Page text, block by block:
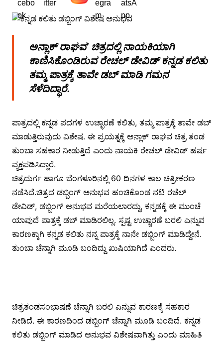
ಅನ್ಲಾಕ್ ರಾಘವ’ ಚಿತ್ರದಲ್ಲಿ ನಾಯಕಿಯಾಗಿ
ಕಾಣಿಸಿಕೊಂಡಿರುವ ರೇಚಲ್ ಡೇವಿಡ್ ಕನ್ನಡ ಕಲಿತು
ತಮ್ಮ ಪಾತ್ರಕ್ಕೆ ತಾವೇ ಡಬ್ ಮಾಡಿ ಗಮನ
ಸೆಳೆದಿದ್ಧಾರೆ.
ಪಾತ್ರದಲ್ಲಿ ಕನ್ನಡ ಪದಗಳ ಉಚ್ಛಾರಣೆ ಕಲಿತು, ತಮ್ಮ ಪಾತ್ರಕ್ಕೆ ತಾವೇ ಡಬ್
ಮಾಡುತ್ತಿರುವುದು ವಿಶೇಷ. ಈ ಪ್ರಯತ್ನಕ್ಕೆ ಅನ್ಲಾಕ್ ರಾಘವ ಚಿತ್ರ ತಂಡ
ತುಂಬಾ ಸಹಕಾರ ನೀಡುತ್ತಿದೆ ಎಂದು ನಾಯಕಿ ರೇಚಲ್ ಡೇವಿಡ್ ಹರ್ಷ
ವ್ಯಕ್ತಪಡಿಸಿದ್ದಾರೆ.
ಚಿತ್ರದುರ್ಗ ಹಾಗೂ ಬೆಂಗಳೂರಿನಲ್ಲಿ 60 ದಿನಗಳ ಕಾಲ ಚಿತ್ರೀಕರಣ
ನಡೆಸಿದೆ.ಚಿತ್ರದ ಡಬ್ಬಿಂಗ್ ಅನುಭವ ಹಂಚಿಕೊಂಡ ನಟಿ ರಚೆಲ್
ಡೇವಿಡ್, ಡಬ್ಬಿಂಗ್ ಅನುಭವ ಮರೆಯಲಾರದ್ದು, ಕನ್ನಡಕ್ಕೆ ಈ ಮುಂಚೆ
ಯಾವುದೆ ಪಾತ್ರಕ್ಕೆ ಡಬ್ ಮಾಡಿರಲಿಲ್ಲ. ಸ್ಪಷ್ಟ ಉಚ್ಚಾರಣೆ ಬರಲಿ ಎನ್ನುವ
ಕಾರಣಕ್ಕಾಗಿ ಕನ್ನಡ ಕಲಿತು ನನ್ನ ಪಾತ್ರಕ್ಕೆ ನಾನೇ ಡಬ್ಬಿಂಗ್ ಮಾಡಿದ್ದೇನೆ.
ತುಂಬಾ ಚೆನ್ನಾಗಿ ಮೂಡಿ ಬಂದಿದ್ದು ಖುಷಿಯಾಗಿದೆ ಎಂದರು.
ಚಿತ್ರತಂಡಸಂಭಾಷಣೆ ಚೆನ್ನಾಗಿ ಬರಲಿ ಎನ್ನುವ ಕಾರಣಕ್ಕೆ ಸಹಕಾರ
ನೀಡಿದೆ. ಈ ಕಾರಣದಿಂದ ಡಬ್ಬಿಂಗ್ ಚೆನ್ನಾಗಿ ಮೂಡಿ ಬಂದಿದೆ. ಕನ್ನಡ
ಕಲಿತು ಡಬ್ಬಿಂಗ್ ಮಾಡಿದ ಅನುಭವ ವಿಶೇಷವಾಗಿತ್ತು ಎಂದು ಮಾಹಿತಿ